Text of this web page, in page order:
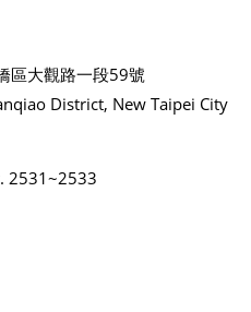
區大觀路一段59號
District, New Taipei City
2531~2533